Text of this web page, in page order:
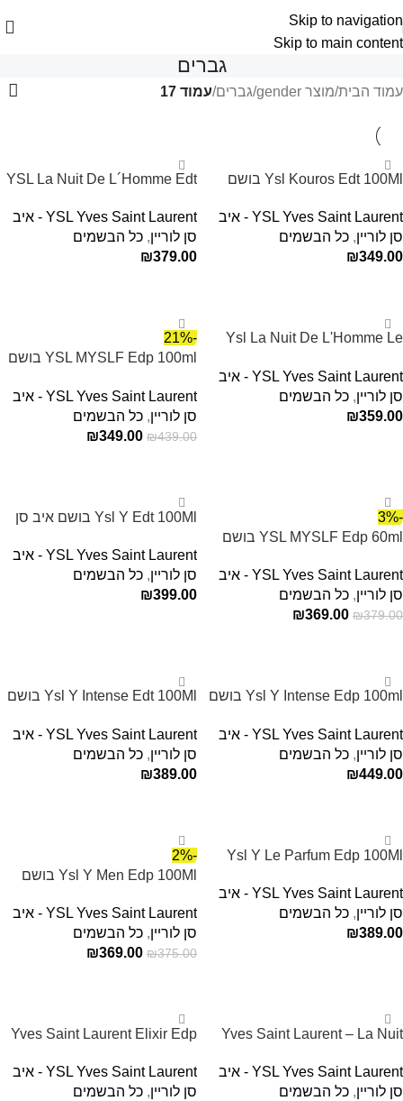
Skip to navigation
Skip to main content
גברים
עמוד הבית/מוצר gender /גברים/עמוד 17
Ysl Kouros Edt 100Ml בושם
Laurent
YSL Yves Saint Laurent - איב
סן לוריין, כל הבשמים
₪349.00
YSL La Nuit De L´Homme Edt
YSL Yves Saint Laurent - איב
סן לוריין, כל הבשמים
₪379.00
Ysl La Nuit De L'Homme Le
לגבר Yves Saint Laurent
YSL Yves Saint Laurent - איב
סן לוריין, כל הבשמים
₪359.00
-21%
YSL MYSLF Edp 100ml בושם
YSL Yves Saint Laurent - איב
סן לוריין, כל הבשמים
₪439.00
₪349.00
-3%
YSL MYSLF Edp 60ml בושם
YSL Yves Saint Laurent - איב
סן לוריין, כל הבשמים
₪379.00
₪369.00
Ysl Y Edt 100Ml בושם איב סן
YSL Yves Saint Laurent - איב
סן לוריין, כל הבשמים
₪399.00
Ysl Y Intense Edp 100ml בושם
YSL Yves Saint Laurent - איב
סן לוריין, כל הבשמים
₪449.00
Ysl Y Intense Edt 100Ml בושם
Laurent
YSL Yves Saint Laurent - איב
סן לוריין, כל הבשמים
₪389.00
Ysl Y Le Parfum Edp 100Ml
YSL Yves Saint Laurent - איב
סן לוריין, כל הבשמים
₪389.00
-2%
Ysl Y Men Edp 100Ml בושם
Laurent
YSL Yves Saint Laurent - איב
סן לוריין, כל הבשמים
₪375.00
₪369.00
Yves Saint Laurent – La Nuit
EDT For Men 100ML
YSL Yves Saint Laurent - איב
סן לוריין, כל הבשמים
Yves Saint Laurent Elixir Edp
YSL Yves Saint Laurent - איב
סן לוריין, כל הבשמים